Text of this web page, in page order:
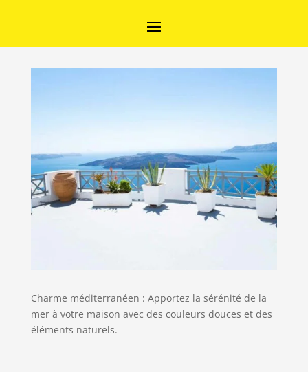
Charme méditerranéen : Apportez la sérénité de la
mer à votre maison avec des couleurs douces et des
éléments naturels.